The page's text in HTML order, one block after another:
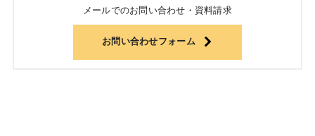
メールでのお問い合わせ・資料請求
お問い合わせフォーム